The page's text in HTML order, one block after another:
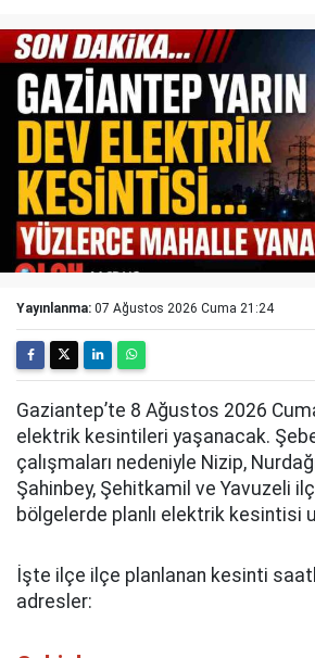
Yayınlanma: 07 Ağustos 2026 Cuma 21:24
Gaziantep’te 8 Ağustos 2026
elektrik kesintileri yaşanacak.
çalışmaları nedeniyle Nizip,
Şahinbey, Şehitkamil ve Yavuzeli
bölgelerde planlı elektrik kesintisi
İşte ilçe ilçe planlanan kesinti
adresler: